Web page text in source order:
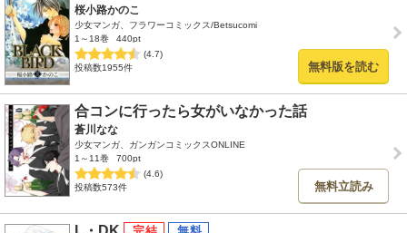
桜小路かのこ
少女マンガ、フラワーコミックス/Betsucomi
1～18巻
440pt
(4.7)
投稿数1955件
無料版を読む
合コンに行ったら女がいなかった話
蒼川なな
少女マンガ、ガンガンコミックスONLINE
1～11巻
700pt
(4.6)
投稿数573件
無料立読み